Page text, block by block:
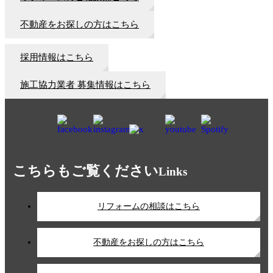
不動産をお探しの方はこちら
採用情報はこちら
施工協力業者 募集情報はこちら
こちらもご覧くださいLinks
リフォームの相談はこちら
不動産をお探しの方はこちら